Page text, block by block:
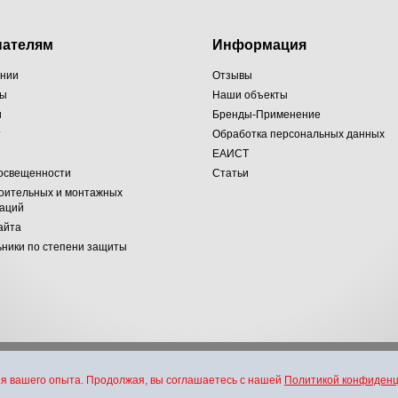
и монтажных
по степени защиты
Информация
Отзывы
Наши объекты
Бренды-Применение
Обработка персональных данных
ЕАИСТ
Статьи
опыта. Продолжая, вы соглашаетесь с нашей Политикой